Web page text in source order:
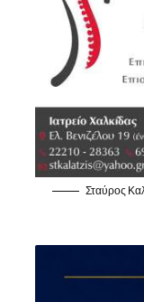
Σταύρος